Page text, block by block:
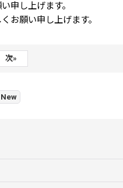
申し上げます。
お願い申し上げます。
次»